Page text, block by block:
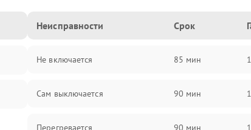
Неисправности Срок
Не включается 85 мин
Сам выключается 90 мин
Перегревается 90 мин